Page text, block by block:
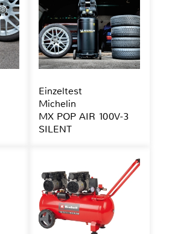
Einzeltest
Michelin
MX POP AIR 100V-3
SILENT